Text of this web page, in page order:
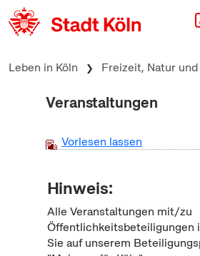
zum Inhalt springen
Leben in Köln Freizeit, Natur
Veranstaltungen
Vorlesen lassen
Hinweis:
Alle Veranstaltungen mit/zu
Öffentlichkeitsbeteiligungen
Sie auf unserem